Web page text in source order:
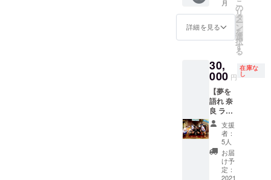
放題
PASSに
なりま
す。
時にお
見せく
ださ
い。
い。
でのみ
使用可
能で
利用に
なれま
せん。
※21年
11/1～
22年
4/30の
半年間
が有効
期間と
なりま
す。 ※
くとお
得にな
りま
DREAM
SPARK
の初期
ユー
ザーと
して
SNSに
もご招
待させ
ていた
だきま
す。 ※
【DRE
AMSPA
RKの原
野を開
拓する
年間
ラーメ
ンが食
べ放題
になる
夢の限
定リ
ターン
です。
『月７
回以
上』で
月
詳細を見る
こ
の
リ
タ
ー
ン
を
選
択
す
る
30,
000 円
在庫な
し
【夢を
語れ 奈
良 ラー
メン半
年間食
べ放
題】
支援
者：
5人
お届
け予
定：
2021